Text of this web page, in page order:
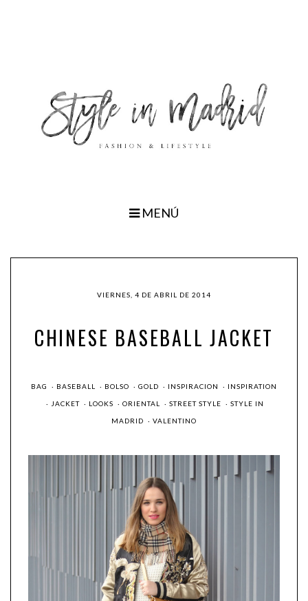
MENÚ
VIERNES, 4 DE ABRIL DE 2014
CHINESE BASEBALL JACKET
BAG · BASEBALL · BOLSO · GOLD · INSPIRACION · INSPIRATION
· JACKET · LOOKS · ORIENTAL · STREET STYLE · STYLE IN
MADRID · VALENTINO